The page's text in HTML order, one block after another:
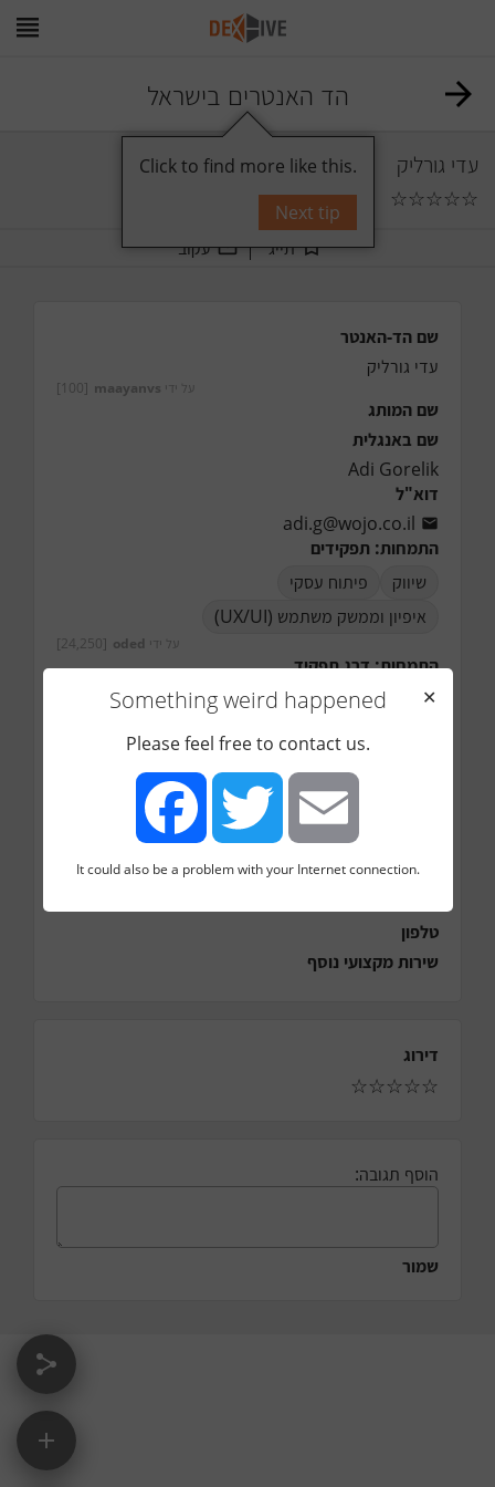
הד האנטרים בישראל
עדי גורליק
☆
☆
☆
☆
☆
0 תגובות
תייג עקוב
שם הד-האנטר
עדי גורליק
על ידי maayanvs
[100]
שם המותג
שם באנגלית
Adi Gorelik
דוא"ל
adi.g@wojo.co.il
התמחות: תפקידים
שיווק
פיתוח עסקי
איפיון וממשק משתמש (UX/UI)
על ידי oded
[24,250]
התמחות: דרג תפקיד
ביניים (2-4 שנות ניסיון)
סניור (4+ שנות ניסיון)
התמחות: ענף/תעשייה
התמחות: גודל חברה
המלצות (לינק)
טלפון
שירות מקצועי נוסף
דירוג
☆
☆
☆
☆
☆
הוסף תגובה:
שמור
Something weird happened
✕
Please feel free to contact us.
FacebookTwitter Email
It could also be a problem with your Internet connection.
Click to find more like this.
Next tip